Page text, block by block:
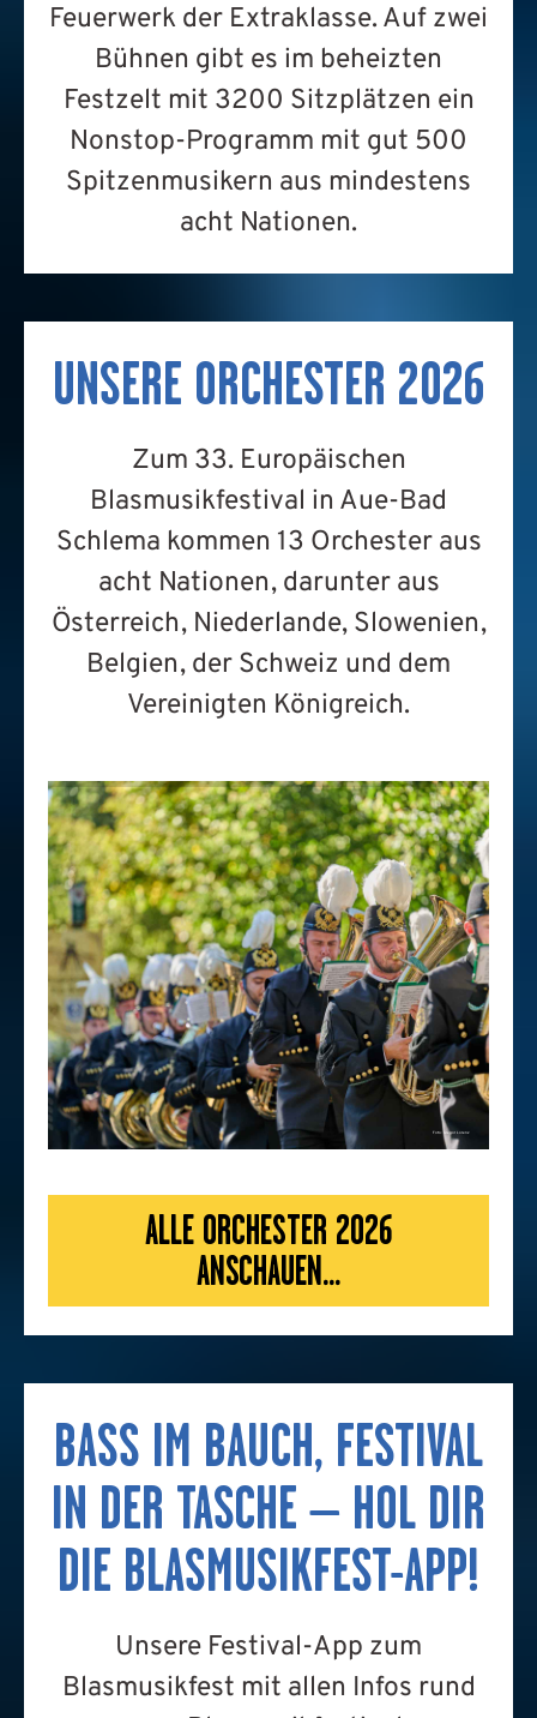
Feuerwerk der Extraklasse. Auf zwei
Bühnen gibt es im beheizten
Festzelt mit 3200 Sitzplätzen ein
Nonstop-Programm mit gut 500
Spitzenmusikern aus mindestens
acht Nationen.
UNSERE ORCHESTER 2026
Zum 33. Europäischen
Blasmusikfestival in Aue-Bad
Schlema kommen 13 Orchester aus
acht Nationen, darunter aus
Österreich, Niederlande, Slowenien,
Belgien, der Schweiz und dem
Vereinigten Königreich.
Foto: Gregor Lorenz
ALLE ORCHESTER 2026
ANSCHAUEN...
BASS IM BAUCH, FESTIVAL
IN DER TASCHE – HOL DIR
DIE BLASMUSIKFEST-APP!
Unsere Festival-App zum
Blasmusikfest mit allen Infos rund